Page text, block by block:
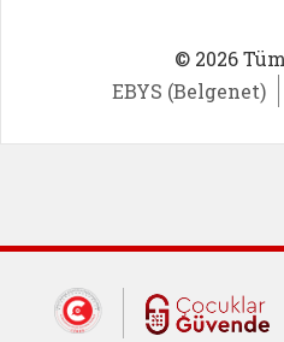
© 2026
EBYS (Belgenet)
Dış